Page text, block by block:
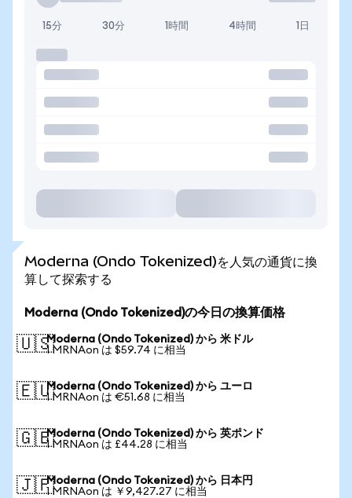
15分 30分 1時間 4時間 1日
Moderna (Ondo Tokenized)を人気の通貨に換
算して探索する
Moderna (Ondo Tokenized)の今日の換算価格
🇺🇸Moderna (Ondo Tokenized) から 米ドル
1 MRNAon は $59.74 に相当
🇪🇺Moderna (Ondo Tokenized) から ユーロ
1 MRNAon は €51.68 に相当
🇬🇧Moderna (Ondo Tokenized) から 英ポンド
1 MRNAon は £44.28 に相当
🇯🇵Moderna (Ondo Tokenized) から 日本円
1 MRNAon は ￥9,427.27 に相当